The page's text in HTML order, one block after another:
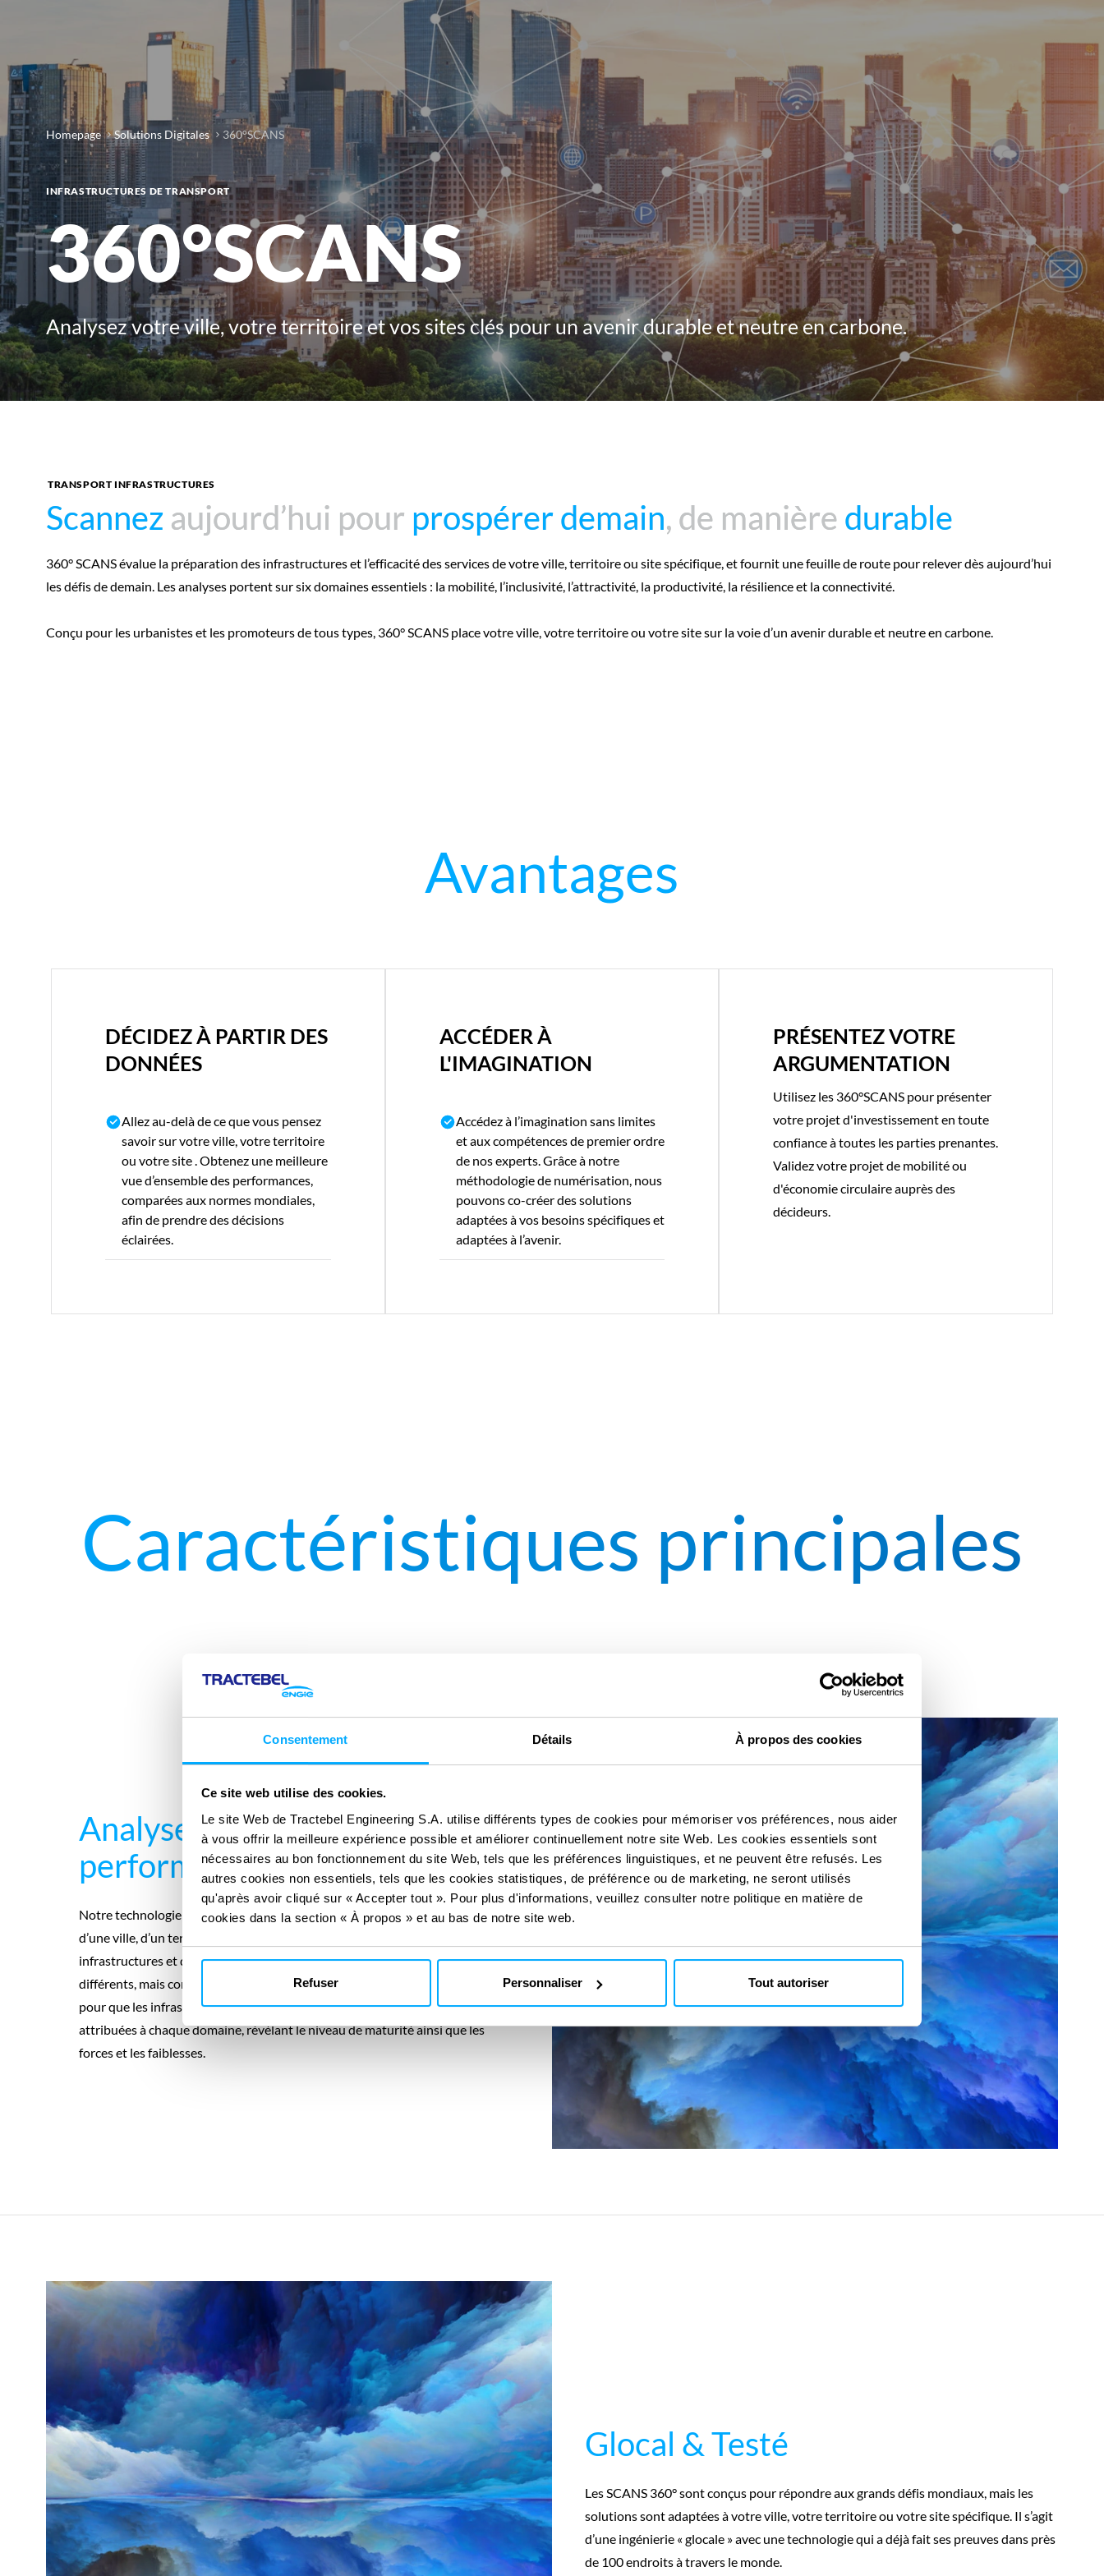
Consentement Détails À propos des cookies
Ce site web utilise des cookies.
Le site Web de Tractebel Engineering S.A. utilise différents types de cookies pour mémoriser vos préférences, nous aider
à vous offrir la meilleure expérience possible et améliorer continuellement notre site Web. Les cookies essentiels sont
nécessaires au bon fonctionnement du site Web, tels que les préférences linguistiques, et ne peuvent être refusés. Les
autres cookies non essentiels, tels que les cookies statistiques, de préférence ou de marketing, ne seront utilisés
qu'après avoir cliqué sur « Accepter tout ». Pour plus d'informations, veuillez consulter notre politique en matière de
cookies dans la section « À propos » et au bas de notre site web.
Refuser Personnaliser Tout autoriser
Homepage Solutions Digitales 360°SCANS
INFRASTRUCTURES DE TRANSPORT
360°SCANS
Analysez votre ville, votre territoire et vos sites clés pour un avenir durable et neutre en carbone.
TRANSPORT INFRASTRUCTURES
Scannez aujourd’hui pour prospérer demain, de manière durable
Scannez aujourd’hui pour prospérer demain, de manière durable
360° SCANS évalue la préparation des infrastructures et l’efficacité des services de votre ville, territoire ou site spécifique, et fournit une feuille de route pour relever dès aujourd’hui
les défis de demain. Les analyses portent sur six domaines essentiels : la mobilité, l’inclusivité, l’attractivité, la productivité, la résilience et la connectivité.
Conçu pour les urbanistes et les promoteurs de tous types, 360° SCANS place votre ville, votre territoire ou votre site sur la voie d’un avenir durable et neutre en carbone.
Avantages
DÉCIDEZ À PARTIR DES
DONNÉES
Allez au-delà de ce que vous pensez
savoir sur votre ville, votre territoire
ou votre site . Obtenez une meilleure
vue d’ensemble des performances,
comparées aux normes mondiales,
afin de prendre des décisions
éclairées.
ACCÉDER À
L'IMAGINATION
Accédez à l’imagination sans limites
et aux compétences de premier ordre
de nos experts. Grâce à notre
méthodologie de numérisation, nous
pouvons co-créer des solutions
adaptées à vos besoins spécifiques et
adaptées à l’avenir.
PRÉSENTEZ VOTRE
ARGUMENTATION
Utilisez les 360°SCANS pour présenter
votre projet d'investissement en toute
confiance à toutes les parties prenantes.
Validez votre projet de mobilité ou
d'économie circulaire auprès des
décideurs.
Caractéristiques principales
Analyse pour cartographier les
performances
Notre technologie de numérisation cartographie les performances globales
d’une ville, d’un territoire ou d’un site en termes de préparation des
infrastructures et d’efficacité des services. Elle prend en compte six domaines
différents, mais complémentaires, qui doivent être soigneusement équilibrés
pour que les infrastructures soient adaptées à l’avenir. Des notes sont
attribuées à chaque domaine, révélant le niveau de maturité ainsi que les
forces et les faiblesses.
Glocal & Testé
Les SCANS 360° sont conçus pour répondre aux grands défis mondiaux, mais les
solutions sont adaptées à votre ville, votre territoire ou votre site spécifique. Il s’agit
d’une ingénierie « glocale » avec une technologie qui a déjà fait ses preuves dans près
de 100 endroits à travers le monde.